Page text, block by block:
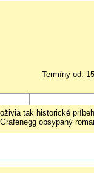
Termíny od:
tak historické
obsypaný